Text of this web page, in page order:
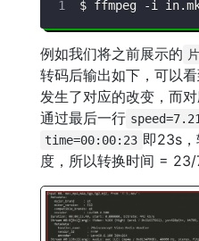
$ ffmpeg -i
例如我们将之前展示的
转码后输出如下，可以
发生了对应的改变，而
通过最后一行
time=00:00:23 即23s，
度，所以转换时间 = 23/